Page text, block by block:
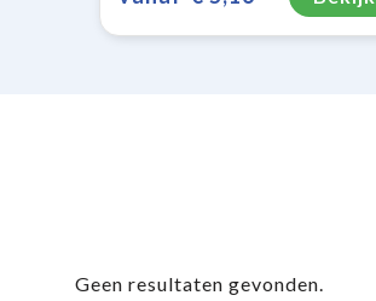
Geen resultaten gevonden.